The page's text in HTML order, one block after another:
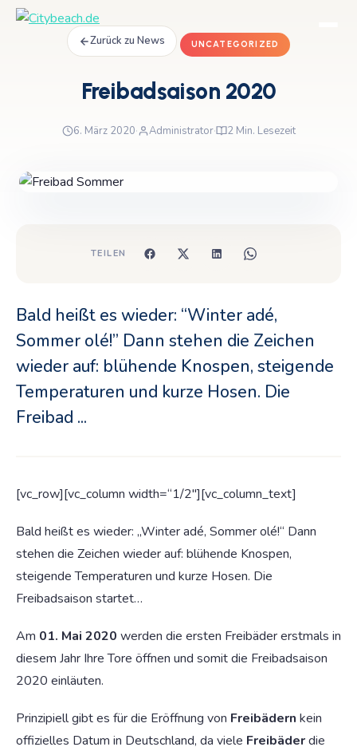
Zurück zu News UNCATEGORIZED
Freibadsaison 2020
6. März 2020· Administrator· 2 Min. Lesezeit
TEILEN
Bald heißt es wieder: “Winter adé,
Sommer olé!” Dann stehen die Zeichen
wieder auf: blühende Knospen, steigende
Temperaturen und kurze Hosen. Die
Freibad ...
[vc_row][vc_column width=“1/2″][vc_column_text]
Bald heißt es wieder: „Winter adé, Sommer olé!“ Dann
stehen die Zeichen wieder auf: blühende Knospen,
steigende Temperaturen und kurze Hosen. Die
Freibadsaison startet…
Am 01. Mai 2020 werden die ersten Freibäder erstmals in
diesem Jahr Ihre Tore öffnen und somit die Freibadsaison
2020 einläuten.
Prinzipiell gibt es für die Eröffnung von Freibädern kein
offizielles Datum in Deutschland, da viele Freibäderdie